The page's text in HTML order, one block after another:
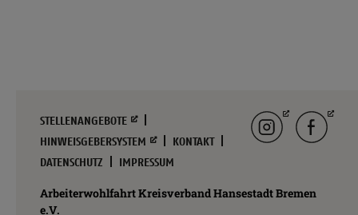
Navigation
überspringen
STELLENANGEBOTE
HINWEISGEBERSYSTEM
KONTAKT
DATENSCHUTZ
IMPRESSUM
Arbeiterwohlfahrt Kreisverband Hansestadt Bremen
e.V.
Instagramfacebook